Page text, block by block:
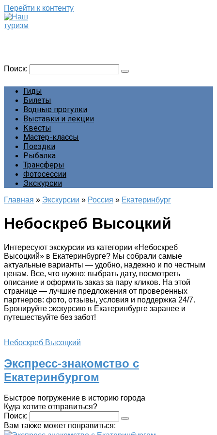
Перейти к контенту
Поиск:
Гиды
Билеты
Водные прогулки
Выставки и лекции
Квесты
Мастер-классы
Поездки
Рыбалка
Трансферы
Фотосессии
Экскурсии
Главная » Экскурсии » Россия » Екатеринбург
Небоскреб Высоцкий
Интересуют экскурсии из категории «Небоскреб
Высоцкий» в Екатеринбурге? Мы собрали самые
актуальные варианты — удобно, надежно и по честным
ценам. Все, что нужно: выбрать дату, посмотреть
описание и оформить заказ за пару кликов. На этой
странице — лучшие предложения от проверенных
партнеров: фото, отзывы, условия и поддержка 24/7.
Бронируйте экскурсию в Екатеринбурге заранее и
путешествуйте без забот!
Небоскреб Высоцкий
Экспресс-знакомство с
Екатеринбургом
Быстрое погружение в историю города
Куда хотите отправиться?
Поиск:
Вам также может понравиться: